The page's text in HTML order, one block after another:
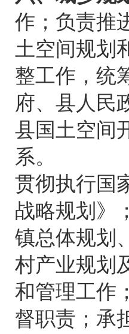
作；负责推
土空间规划
整工作，统
府、县人民
县国土空间
系。
贯彻执行国
战略规划》
镇总体规划
村产业规划
和管理工作
督职责；承